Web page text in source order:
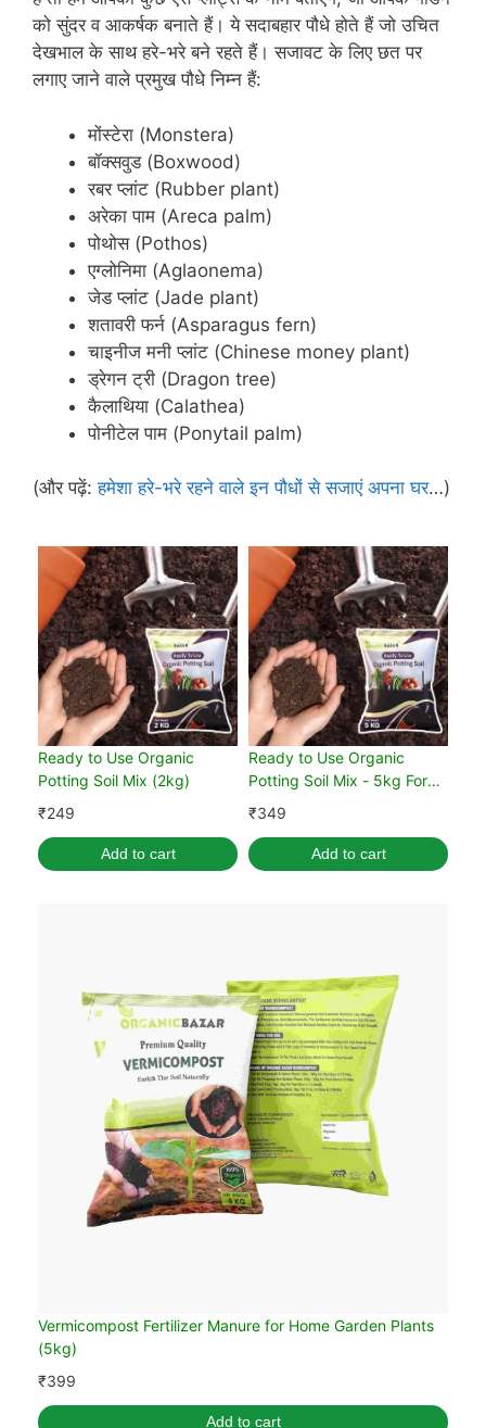
को सुंदर व आकर्षक बनाते हैं। ये सदाबहार पौधे होते हैं जो उचित
देखभाल के साथ हरे-भरे बने रहते हैं। सजावट के लिए छत पर
लगाए जाने वाले प्रमुख पौधे निम्न हैं:
मोंस्टेरा (Monstera)
बॉक्सवुड (Boxwood)
रबर प्लांट (Rubber plant)
अरेका पाम (Areca palm)
पोथोस (Pothos)
एग्लोनिमा (Aglaonema)
जेड प्लांट (Jade plant)
शतावरी फर्न (Asparagus fern)
चाइनीज मनी प्लांट (Chinese money plant)
ड्रेगन ट्री (Dragon tree)
कैलाथिया (Calathea)
पोनीटेल पाम (Ponytail palm)
(और पढ़ें:हमेशा हरे-भरे रहने वाले इन पौधों से सजाएं अपना घर…)
Ready to Use Organic
Potting Soil Mix (2kg)
₹249
Add to cart
Ready to Use Organic
Potting Soil Mix - 5kg For
Home Gardening
₹349
Add to cart
Vermicompost Fertilizer Manure for Home Garden Plants
(5kg)
₹399
Add to cart